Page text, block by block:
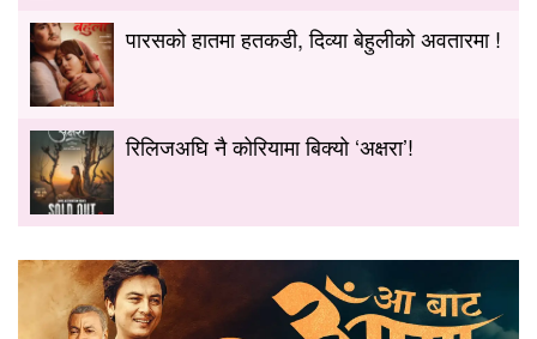
पारसको हातमा हतकडी, दिव्या बेहुलीको अवतारमा !
रिलिजअघि नै कोरियामा बिक्यो ‘अक्षरा’!